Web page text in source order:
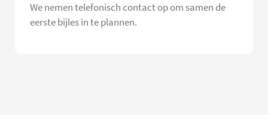
We nemen telefonisch contact op om samen de
eerste bijles in te plannen.